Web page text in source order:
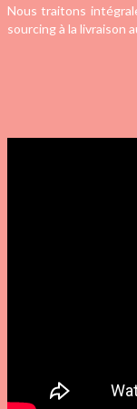
Nous traitons
sourcing à la livraison